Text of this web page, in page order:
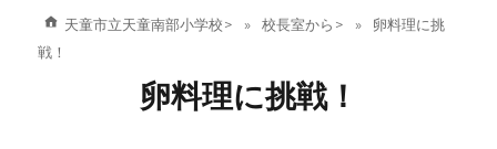
天童市立天童南部小学校 > 校長室から >
卵料理に挑
戦！
卵料理に挑戦！